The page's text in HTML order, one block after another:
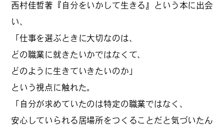
日帰り遠足
西村佳哲著『自分をいかして生きる』という本に出会
い、
「仕事を選ぶときに大切なのは、
どの職業に就きたいかではなくて、
どのように生きていきたいのか」
という視点に触れた。
「自分が求めていたのは特定の職業ではなく、
安心していられる居場所をつくることだと気づいたん